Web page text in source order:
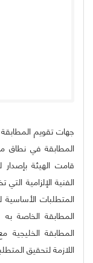
جهات تقويم
المطابقة في نطاق
قامت الهيئة
الفنية الإلزامية
المتطلبات الأساسية
المطابقة الخاصة
المطابقة الخليجية
اللازمة لتحقيق